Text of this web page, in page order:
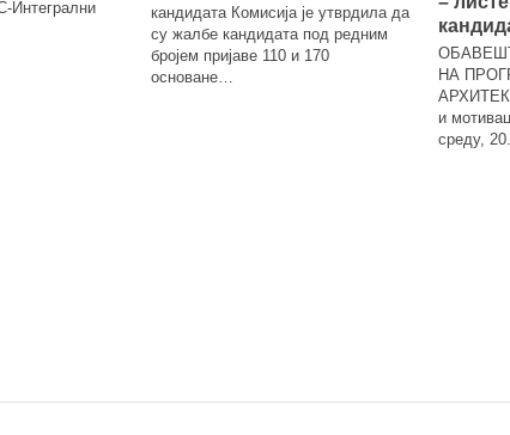
Интегрални
кандидата Комисија је утврдила да
су жалбе кандидата под редним
бројем пријаве 110 и 170
основане…
НА
и
среду,